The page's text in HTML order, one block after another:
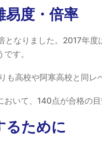
易度・倍率
となりました。2017年
す。
も高校や阿寒高校と同レ
いて、140点が合格の
るために